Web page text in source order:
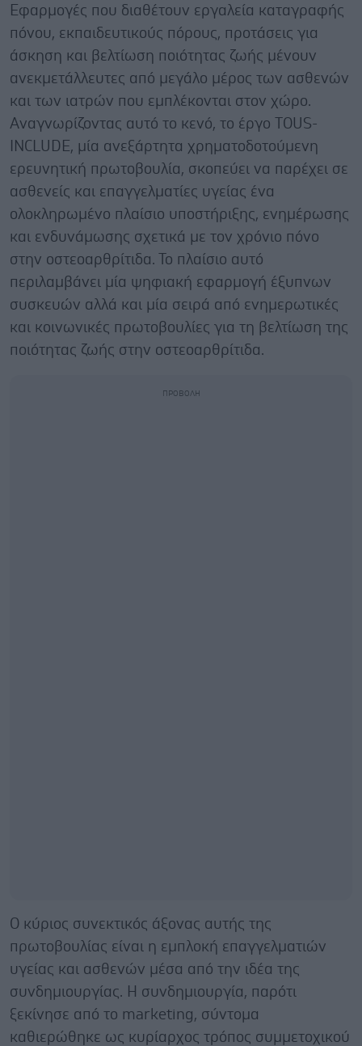
Εφαρμογές που διαθέτουν εργαλεία καταγραφής
πόνου, εκπαιδευτικούς πόρους, προτάσεις για
άσκηση και βελτίωση ποιότητας ζωής μένουν
ανεκμετάλλευτες από μεγάλο μέρος των ασθενών
και των ιατρών που εμπλέκονται στον χώρο.
Αναγνωρίζοντας αυτό το κενό, το έργο TOUS-
INCLUDE, μία ανεξάρτητα χρηματοδοτούμενη
ερευνητική πρωτοβουλία, σκοπεύει να παρέχει σε
ασθενείς και επαγγελματίες υγείας ένα
ολοκληρωμένο πλαίσιο υποστήριξης, ενημέρωσης
και ενδυνάμωσης σχετικά με τον χρόνιο πόνο
στην οστεοαρθρίτιδα. Το πλαίσιο αυτό
περιλαμβάνει μία ψηφιακή εφαρμογή έξυπνων
συσκευών αλλά και μία σειρά από ενημερωτικές
και κοινωνικές πρωτοβουλίες για τη βελτίωση της
ποιότητας ζωής στην οστεοαρθρίτιδα.
Ο κύριος συνεκτικός άξονας αυτής της
πρωτοβουλίας είναι η εμπλοκή επαγγελματιών
υγείας και ασθενών μέσα από την ιδέα της
συνδημιουργίας. Η συνδημιουργία, παρότι
ξεκίνησε από το marketing, σύντομα
καθιερώθηκε ως κυρίαρχος τρόπος συμμετοχικού